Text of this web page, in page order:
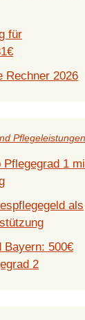
für
Rechner 2026
Pflegeleistungen
Pflegegrad 1
als
Bayern: 500€
2